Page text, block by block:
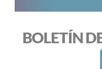
BOLETÍN